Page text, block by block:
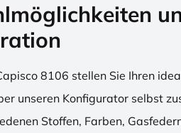
8106 stellen Sie Ihren
unseren Konfigurator selbst
Stoffen, Farben,